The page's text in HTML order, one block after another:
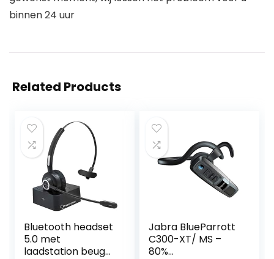
binnen 24 uur
Related Products
Bluetooth headset
5.0 met
laadstation beugel
Jabra BlueParrott
C300-XT/ MS –
80%